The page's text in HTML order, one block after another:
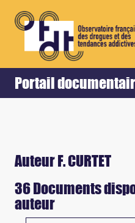
Portail
Accueil Retour
Auteur F. CURTET
36 Documents
auteur